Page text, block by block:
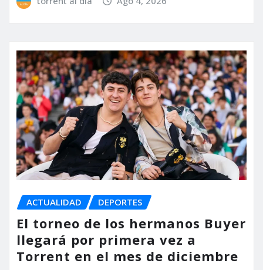
ACTUALIDAD DEPORTES
El torneo de los hermanos Buyer
llegará por primera vez a
Torrent en el mes de diciembre